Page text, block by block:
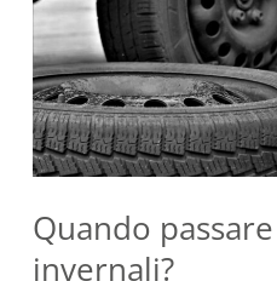
Quando
invernali?